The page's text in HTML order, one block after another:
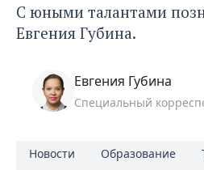
С юными талантами
Евгения Губина.
Евгения Губина
Специальный
Новости Образование